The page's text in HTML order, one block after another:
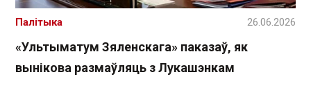
«Ультыматум Зяленскага» паказаў, як
вынікова размаўляць з Лукашэнкам
Палітыка 26.06.2026